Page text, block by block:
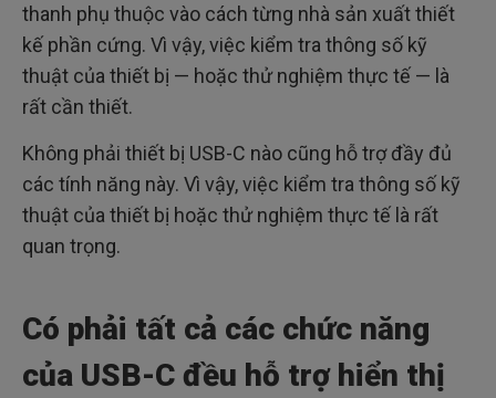
thanh phụ thuộc vào cách từng nhà sản xuất thiết
kế phần cứng. Vì vậy, việc kiểm tra thông số kỹ
thuật của thiết bị — hoặc thử nghiệm thực tế — là
rất cần thiết.
Không phải thiết bị USB-C nào cũng hỗ trợ đầy đủ
các tính năng này. Vì vậy, việc kiểm tra thông số kỹ
thuật của thiết bị hoặc thử nghiệm thực tế là rất
quan trọng.
Có phải tất cả các chức năng
của USB-C đều hỗ trợ hiển thị